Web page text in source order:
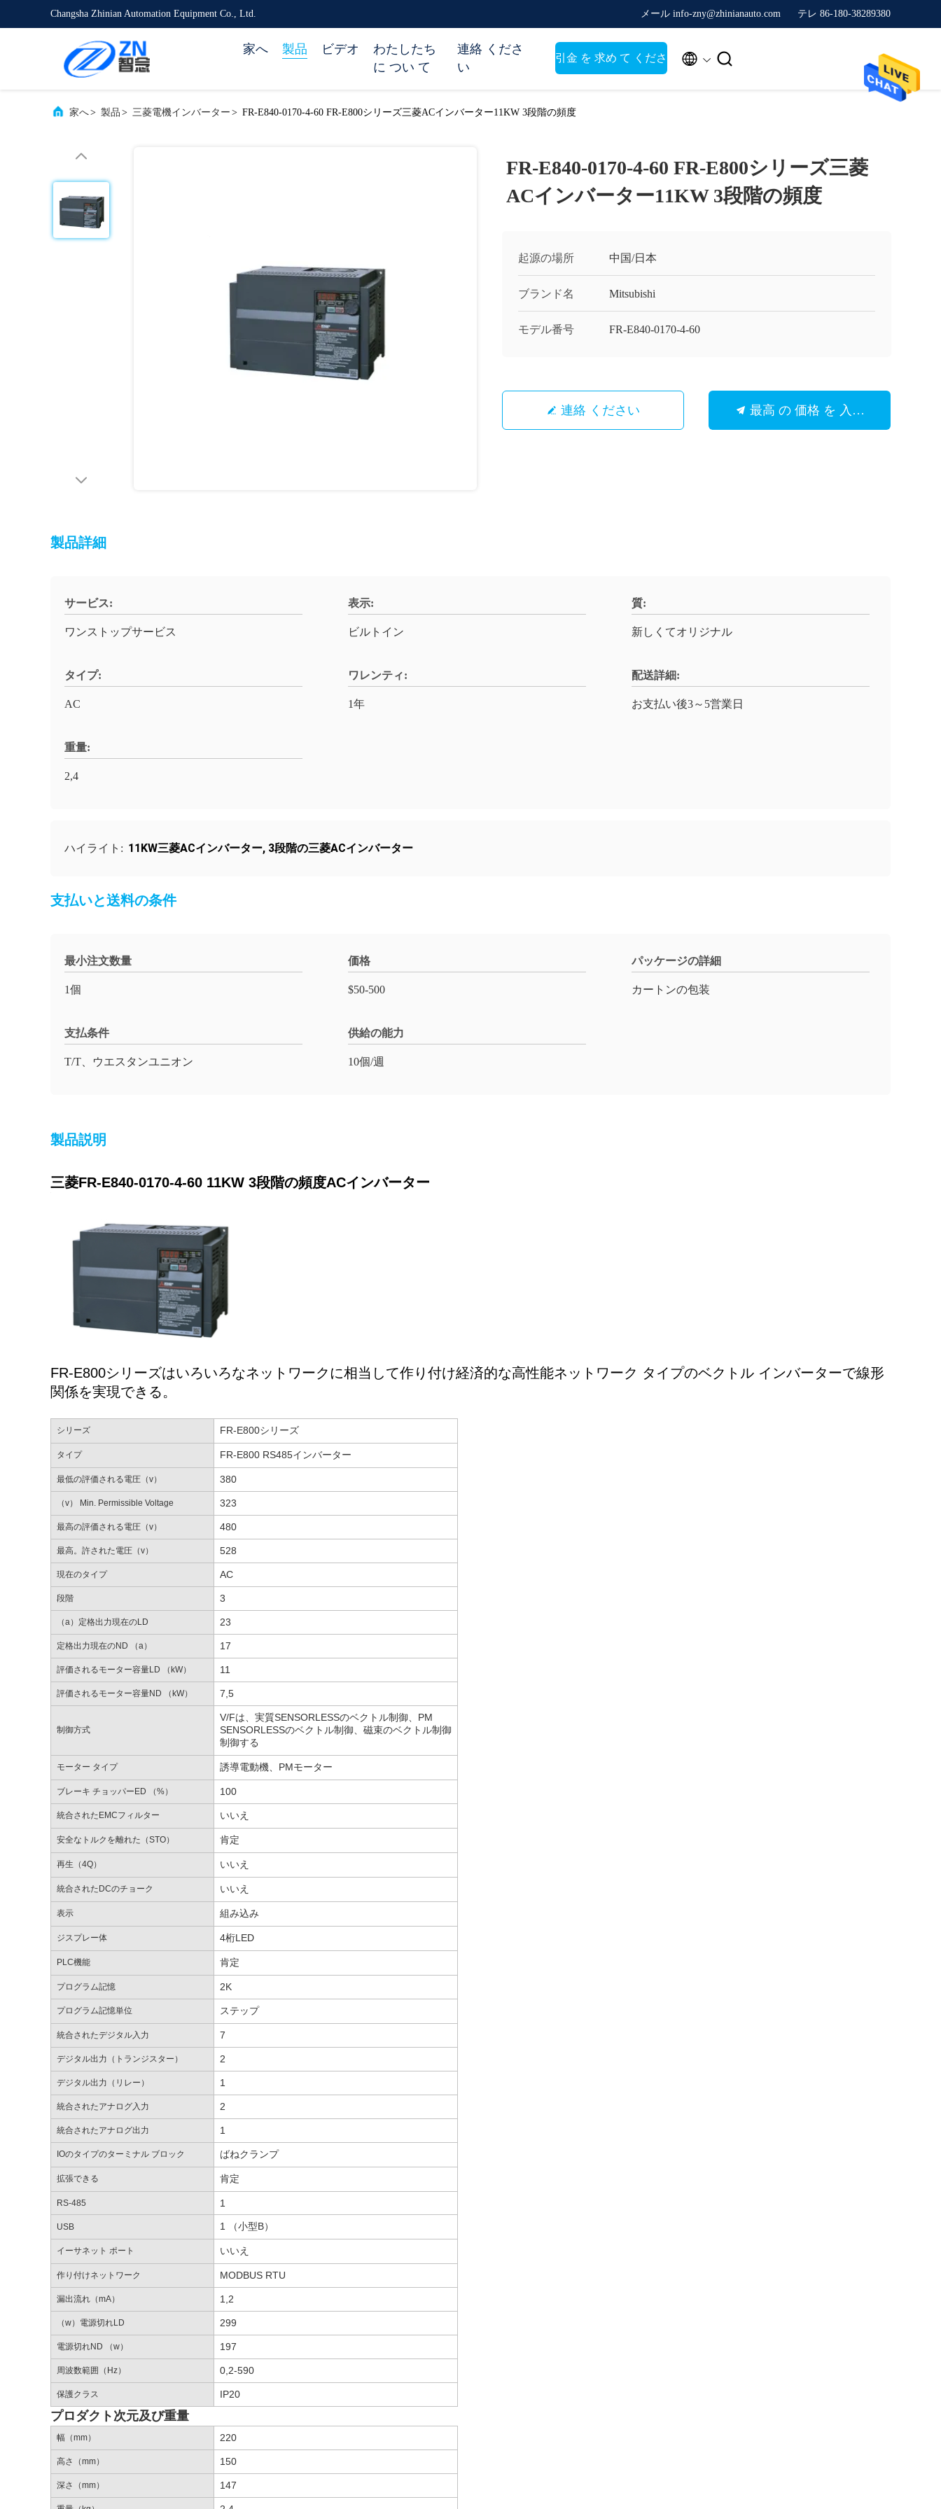
Changsha Zhinian Automation Equipment Co., Ltd. メール info-zny@zhinianauto.com テレ 86-180-38289380
家へ 製品 ビデオ
わたしたち
に つい て
連絡 くださ
い
引金 を 求め て くださ  
家へ> 製品 > 三菱電機インバーター > FR-E840-0170-4-60 FR-E800シリーズ三菱ACインバーター11KW 3段階の頻度
FR-E840-0170-4-60 FR-E800シリーズ三菱
ACインバーター11KW 3段階の頻度
起源の場所 中国/日本
ブランド名 Mitsubishi
モデル番号 FR-E840-0170-4-60
連絡 ください 最高 の 価格 を 入手 する
製品詳細
サービス:
ワンストップサービス
表示:
ビルトイン
質:
新しくてオリジナル
タイプ:
AC
ワレンティ:
1年
配送詳細:
お支払い後3～5営業日
重量:
2,4
ハイライト: 11KW三菱ACインバーター, 3段階の三菱ACインバーター
支払いと送料の条件
最小注文数量
1個
価格
$50-500
パッケージの詳細
カートンの包装
支払条件
T/T、ウエスタンユニオン
供給の能力
10個/週
製品説明
三菱FR-E840-0170-4-60 11KW 3段階の頻度ACインバーター
FR-E800シリーズはいろいろなネットワークに相当して作り付け経済的な高性能ネットワーク タイプのベクトル インバーターで線形
関係を実現できる。
シリーズ FR-E800シリーズ
タイプ FR-E800 RS485インバーター
最低の評価される電圧（v） 380
（v） Min. Permissible Voltage 323
最高の評価される電圧（v） 480
最高。許された電圧（v） 528
現在のタイプ AC
段階 3
（a）定格出力現在のLD 23
定格出力現在のND （a） 17
評価されるモーター容量LD （kW） 11
評価されるモーター容量ND （kW） 7,5
制御方式
V/Fは、実質SENSORLESSのベクトル制御、PM
SENSORLESSのベクトル制御、磁束のベクトル制御
制御する
モーター タイプ 誘導電動機、PMモーター
ブレーキ チョッパーED （%） 100
統合されたEMCフィルター いいえ
安全なトルクを離れた（STO） 肯定
再生（4Q） いいえ
統合されたDCのチョーク いいえ
表示 組み込み
ジスプレー体 4桁LED
PLC機能 肯定
プログラム記憶 2K
プログラム記憶単位 ステップ
統合されたデジタル入力 7
デジタル出力（トランジスター） 2
デジタル出力（リレー） 1
統合されたアナログ入力 2
統合されたアナログ出力 1
IOのタイプのターミナル ブロック ばねクランプ
拡張できる 肯定
RS-485 1
USB 1 （小型B）
イーサネット ポート いいえ
作り付けネットワーク MODBUS RTU
漏出流れ（mA） 1,2
（w）電源切れLD 299
電源切れND （w） 197
周波数範囲（Hz） 0,2-590
保護クラス IP20
プロダクト次元及び重量
幅（mm） 220
高さ（mm） 150
深さ（mm） 147